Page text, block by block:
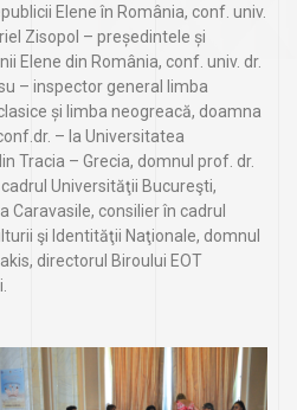
Elene în România, conf. univ.
Zisopol – președintele și
Elene din România, conf. univ. dr.
– inspector general limba
și limba neogreacă, doamna
– la Universitatea
Tracia – Grecia, domnul prof. dr.
Universităţii Bucureşti,
Caravasile, consilier în cadrul
şi Identităţii Naţionale, domnul
directorul Biroului EOT